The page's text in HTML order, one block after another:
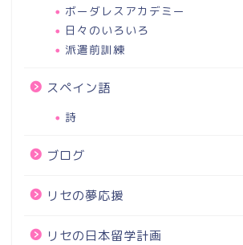
ボーダレスアカデミー
日々のいろいろ
派遣前訓練
スペイン語
詩
ブログ
リセの夢応援
リセの日本留学計画